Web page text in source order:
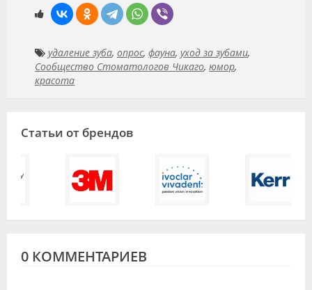
удаление зуба, опрос, фауна, уход за зубами,
Сообщество Стоматологов Чикаго, юмор,
красота
Статьи от брендов
0 КОММЕНТАРИЕВ